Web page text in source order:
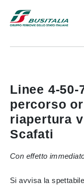
Linee 4-
percorso
riapertura
Scafati
Con effetto
Si avvisa la